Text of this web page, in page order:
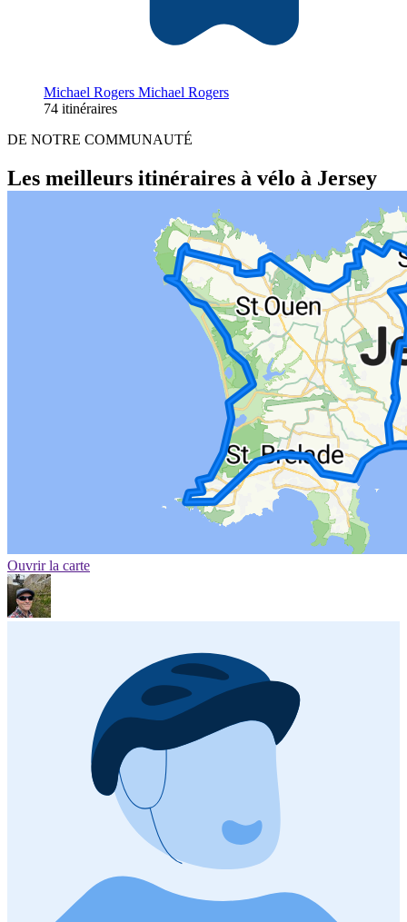
Michael Rogers Michael Rogers
74 itinéraires
DE NOTRE COMMUNAUTÉ
Les meilleurs itinéraires à vélo à Jersey
Ouvrir la carte